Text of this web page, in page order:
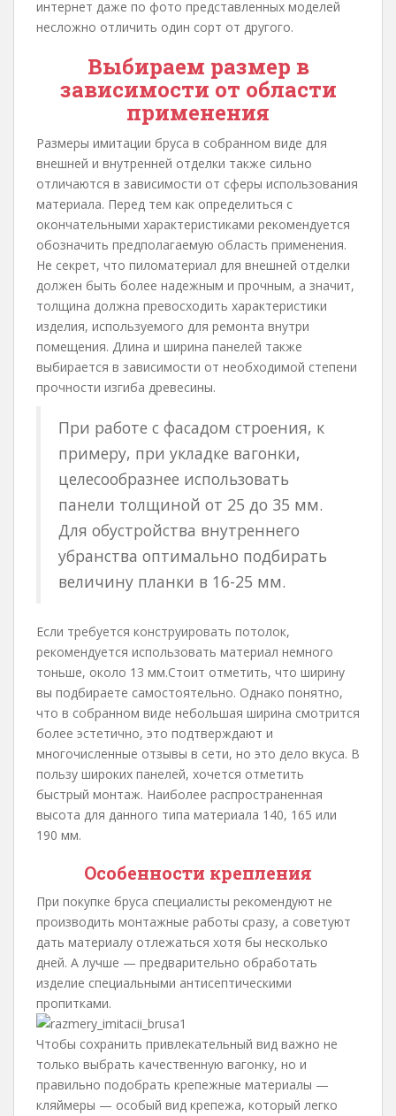
интернет даже по фото представленных моделей
несложно отличить один сорт от другого.
Выбираем размер в
зависимости от области
применения
Размеры имитации бруса в собранном виде для
внешней и внутренней отделки также сильно
отличаются в зависимости от сферы использования
материала. Перед тем как определиться с
окончательными характеристиками рекомендуется
обозначить предполагаемую область применения.
Не секрет, что пиломатериал для внешней отделки
должен быть более надежным и прочным, а значит,
толщина должна превосходить характеристики
изделия, используемого для ремонта внутри
помещения. Длина и ширина панелей также
выбирается в зависимости от необходимой степени
прочности изгиба древесины.
При работе с фасадом строения, к
примеру, при укладке вагонки,
целесообразнее использовать
панели толщиной от 25 до 35 мм.
Для обустройства внутреннего
убранства оптимально подбирать
величину планки в 16-25 мм.
Если требуется конструировать потолок,
рекомендуется использовать материал немного
тоньше, около 13 мм.Стоит отметить, что ширину
вы подбираете самостоятельно. Однако понятно,
что в собранном виде небольшая ширина смотрится
более эстетично, это подтверждают и
многочисленные отзывы в сети, но это дело вкуса. В
пользу широких панелей, хочется отметить
быстрый монтаж. Наиболее распространенная
высота для данного типа материала 140, 165 или
190 мм.
Особенности крепления
При покупке бруса специалисты рекомендуют не
производить монтажные работы сразу, а советуют
дать материалу отлежаться хотя бы несколько
дней. А лучше — предварительно обработать
изделие специальными антисептическими
пропитками.
Чтобы сохранить привлекательный вид важно не
только выбрать качественную вагонку, но и
правильно подобрать крепежные материалы —
кляймеры — особый вид крепежа, который легко